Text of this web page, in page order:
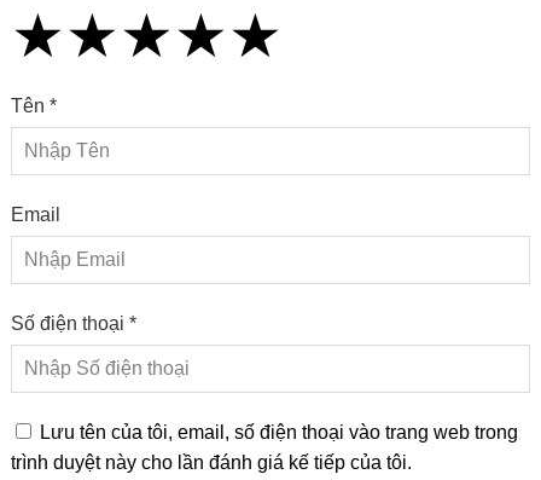
★
★★
★★★
★★★★
★★★★★
Tên *
Email
Số điện thoại *
Lưu tên của tôi, email, số điện thoại vào trang web trong
trình duyệt này cho lần đánh giá kế tiếp của tôi.